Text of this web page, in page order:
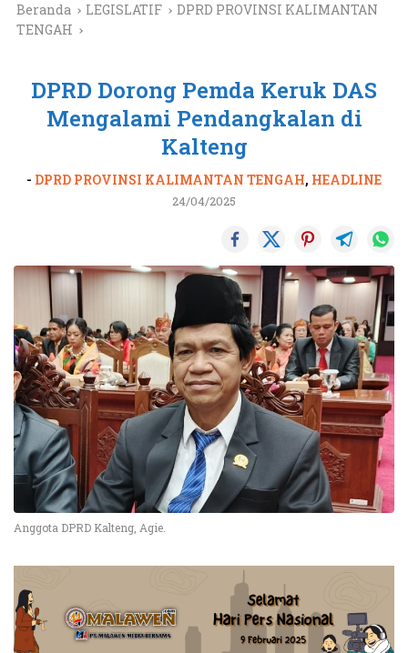
Beranda LEGISLATIF
DPRD PROVINSI KALIMANTAN
TENGAH
DPRD Dorong Pemda Keruk DAS
Mengalami Pendangkalan di
Kalteng
- DPRD PROVINSI KALIMANTAN TENGAH, HEADLINE
24/04/2025
Anggota DPRD Kalteng, Agie.